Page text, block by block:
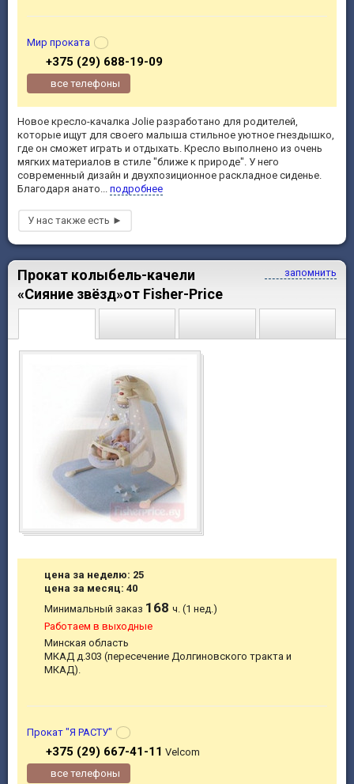
Новое кресло-качалка Jolie разработано для родителей,
которые ищут для своего малыша стильное уютное гнездышко,
где он сможет играть и отдыхать. Кресло выполнено из очень
мягких материалов в стиле "ближе к природе". У него
современный дизайн и двухпозиционное раскладное сиденье.
Благодаря анато... подробнее
Мир проката
+375 (29) 688-19-09
все телефоны
запомнить
Прокат колыбель-качели
«Сияние звёзд»от Fisher-Price
цена за неделю: 25
цена за месяц: 40
Минимальный заказ 168ч. (1 нед.)
Работаем в выходные
Минская область
МКАД д.303 (пересечение Долгиновского тракта и
МКАД).
Прокат "Я РАСТУ"
+375 (29) 667-41-11 Velcom
все телефоны